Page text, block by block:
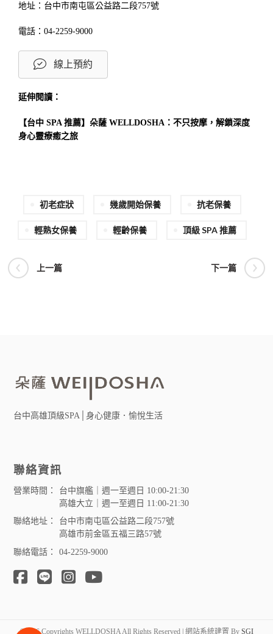
地址：台中市南屯區公益路二段757號
電話：04-2259-9000
線上預約
延伸閱讀：
【台中 SPA 推薦】朵薩 WELLDOSHA：不只按摩，解鎖深度
身心靈療癒之旅
初老症狀 幾歲開始保養 抗老保養
輕熟女保養 輕齡保養 頂級 SPA 推薦
上一篇 下一篇
台中高雄頂級SPA│身心健康．愉悅生活
聯絡資訊
營業時間：
台中旗艦｜週一至週日 10:00-21:30
高雄大立｜週一至週日 11:00-21:30
聯絡地址：
台中市南屯區公益路二段757號
高雄市前金區五福三路57號
聯絡電話：
04-2259-9000
©2026 Copyrights WELLDOSHA All Rights Reserved | 網站系統建置 By SGI